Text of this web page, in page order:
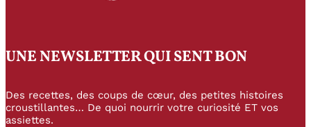
UNE NEWSLETTER QUI SENT BON
Des recettes, des coups de cœur, des petites histoires
croustillantes… De quoi nourrir votre curiosité ET vos
assiettes.